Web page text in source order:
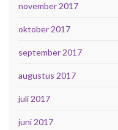
november 2017
oktober 2017
september 2017
augustus 2017
juli 2017
juni 2017